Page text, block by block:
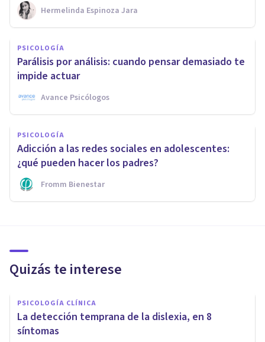
Hermelinda Espinoza Jara
PSICOLOGÍA
Parálisis por análisis: cuando pensar demasiado te
impide actuar
Avance Psicólogos
PSICOLOGÍA
Adicción a las redes sociales en adolescentes:
¿qué pueden hacer los padres?
Fromm Bienestar
Quizás te interese
PSICOLOGÍA CLÍNICA
La detección temprana de la dislexia, en 8
síntomas